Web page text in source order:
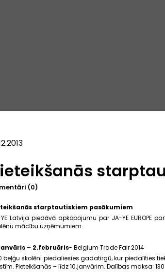
(0)
starptautiskiem pasākumiem
Latvija piedāvā apkopojumu par JA-YE EUROPE
mācību uzņēmumiem.
– 2.februāris- Belgium Trade Fair 2014
beļģu skolēni piedaliesies gadatirgū, kur piedalīties
Pieteikšanās – līdz 10.janvārim. Dalības maksa: